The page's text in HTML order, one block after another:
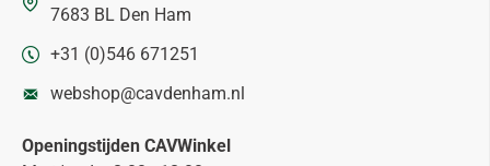
7683 BL Den Ham
+31 (0)546 671251
webshop@cavdenham.nl
Openingstijden CAVWinkel